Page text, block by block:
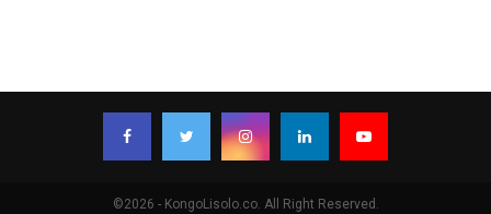
©2026 - KongoLisolo.co. All Right Reserved.